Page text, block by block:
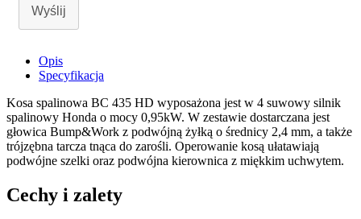
Wyślij
Opis
Specyfikacja
Kosa spalinowa BC 435 HD wyposażona jest w 4 suwowy silnik
spalinowy Honda o mocy 0,95kW. W zestawie dostarczana jest
głowica Bump&Work z podwójną żyłką o średnicy 2,4 mm, a także
trójzębna tarcza tnąca do zarośli. Operowanie kosą ułatawiają
podwójne szelki oraz podwójna kierownica z miękkim uchwytem.
Cechy i zalety